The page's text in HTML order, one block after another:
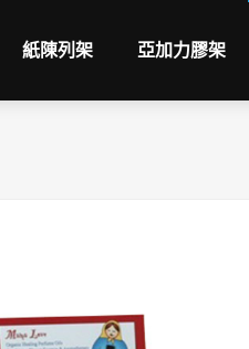
紙陳列架 亞加力膠架